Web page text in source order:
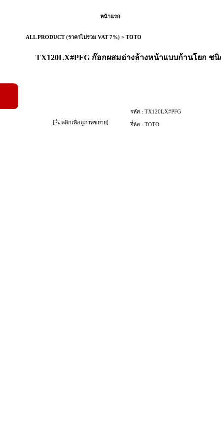
หน้าแรก
ALL PRODUCT (ราคาไม่รวม VAT 7%) > TOTO
TX120LX#PFG ก๊อกผสมอ่างล้างหน้าแบบก้านโยก
[ คลิกเพื่อดูภาพขยาย]
รหัส : TX120LX#PFG
ยี่ห้อ : TOTO